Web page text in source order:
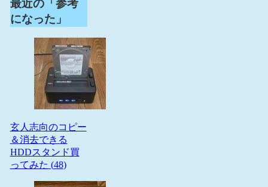
最近の「参考
になった」
玄人志向のコピー
＆消去できる
HDDスタンド買
ってみた (48)